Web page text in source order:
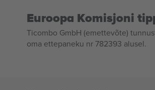
Euroopa Komisjoni
Ticombo GmbH (emettevõte)
oma ettepaneku nr 782393 alusel.